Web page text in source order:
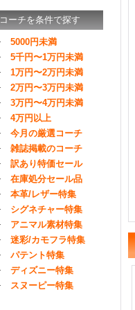
コーチを条件で探す
5000円未満
5千円〜1万円未満
1万円〜2万円未満
2万円〜3万円未満
3万円〜4万円未満
4万円以上
今月の厳選コーチ
雑誌掲載のコーチ
訳あり特価セール
在庫処分セール品
本革/レザー特集
シグネチャー特集
アニマル素材特集
迷彩/カモフラ特集
パテント特集
ディズニー特集
スヌーピー特集